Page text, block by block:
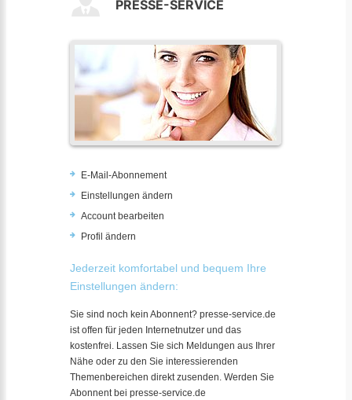
PRESSE-SERVICE
E-Mail-Abonnement
Einstellungen ändern
Account bearbeiten
Profil ändern
Jederzeit komfortabel und bequem Ihre
Einstellungen ändern:
Sie sind noch kein Abonnent? presse-service.de
ist offen für jeden Internetnutzer und das
kostenfrei. Lassen Sie sich Meldungen aus Ihrer
Nähe oder zu den Sie interessierenden
Themenbereichen direkt zusenden. Werden Sie
Abonnent bei presse-service.de